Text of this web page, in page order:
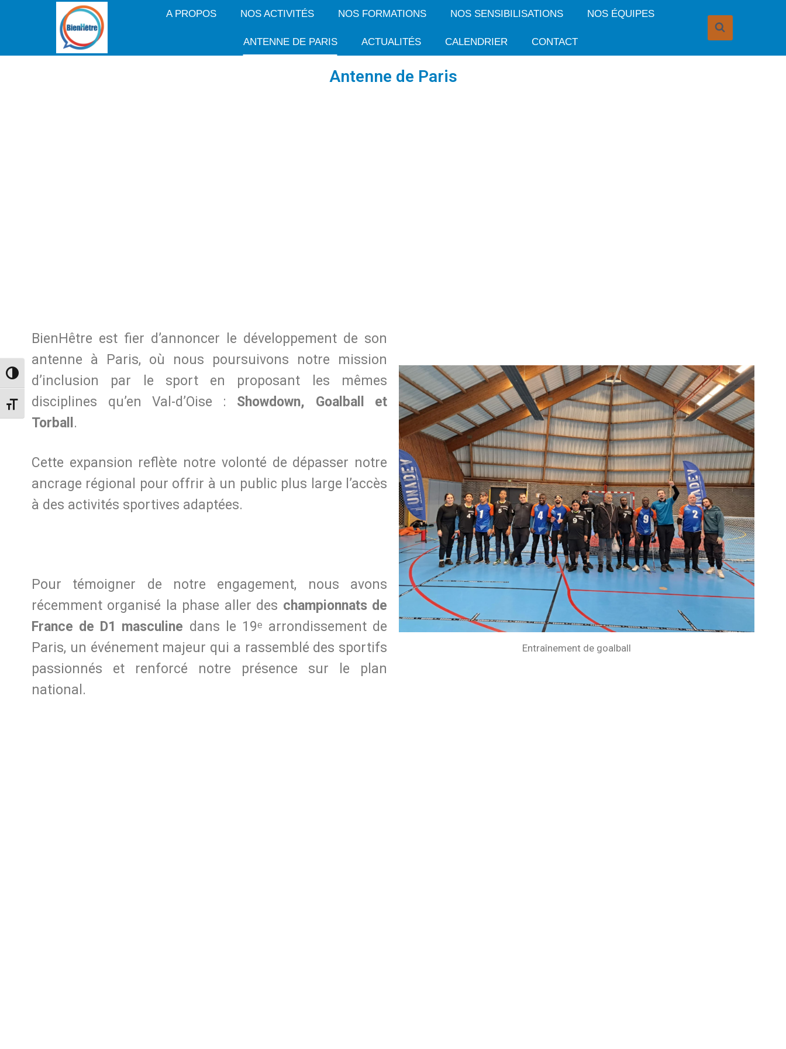
Passer en contraste élevé
Changer la taille de la police
A PROPOS NOS ACTIVITÉS NOS FORMATIONS NOS SENSIBILISATIONS NOS ÉQUIPES
ANTENNE DE PARIS ACTUALITÉS CALENDRIER CONTACT
Antenne de Paris
BienHêtre est fier d’annoncer le développement de son
antenne à Paris, où nous poursuivons notre mission
d’inclusion par le sport en proposant les mêmes
disciplines qu’en Val-d’Oise : Showdown, Goalball et
Torball .
Cette expansion reflète notre volonté de dépasser notre
ancrage régional pour offrir à un public plus large l’accès
à des activités sportives adaptées.
Pour témoigner de notre engagement, nous avons
récemment organisé la phase aller des championnats de
France de D1 masculine dans le 19ᵉ arrondissement de
Paris, un événement majeur qui a rassemblé des sportifs
passionnés et renforcé notre présence sur le plan
national.
Entraînement de goalball